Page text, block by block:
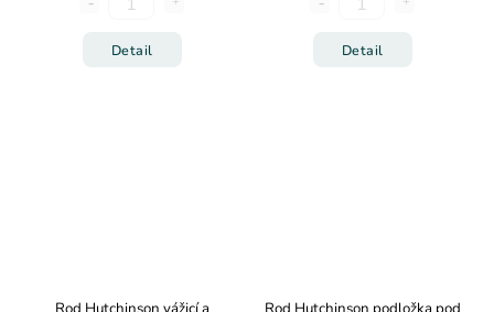
Detail Detail